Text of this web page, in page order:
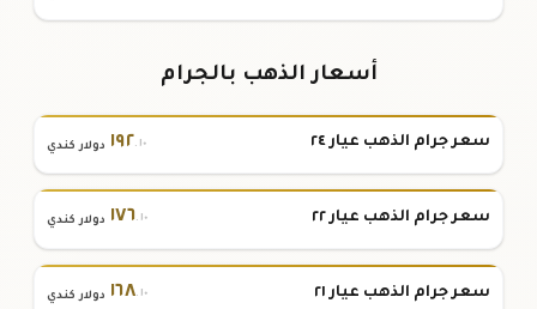
أسعار الذهب بالجرام
سعر جرام الذهب عيار ٢٤ ١٩٢.١٠ دولار كندي
سعر جرام الذهب عيار ٢٢ ١٧٦.١٠ دولار كندي
سعر جرام الذهب عيار ٢١ ١٦٨.١٠ دولار كندي